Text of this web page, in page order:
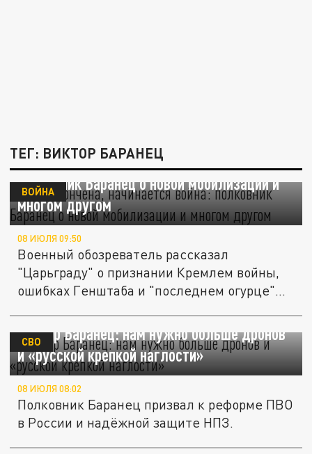
ТЕГ: ВИКТОР БАРАНЕЦ
СВО закончена, начинается война:
полковник Баранец о новой мобилизации и
многом другом
ВОЙНА
08 ИЮЛЯ 09:50
Военный обозреватель рассказал
"Царьграду" о признании Кремлем войны,
ошибках Генштаба и "последнем огурце"
Виктор Баранец: нам нужно больше дронов
и «русской крепкой наглости»
СВО
08 ИЮЛЯ 08:02
Полковник Баранец призвал к реформе ПВО
в России и надёжной защите НПЗ.